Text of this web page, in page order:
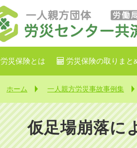
労災保険とは 労災保険の取りまと
ホーム 一人親方労災事故事例集
仮足場崩落に